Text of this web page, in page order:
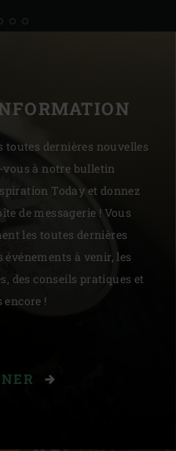
toutes dernières nouvelles
vous à notre bulletin
Today et donnez
de messagerie ! Vous
les toutes dernières
à venir, les
des conseils pratiques et
encore !